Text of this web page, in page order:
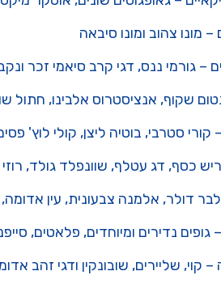
– מונו צהוב ומונו סיבאה
– גורמי ננס, דגי קרב סיאמי זכר
שקוף, אנציסטרוס אלבינו, חתול
סטרבי, בוטיה ליצן, קולי לוץ'
כסף, דג עטלף, שוונפלד גולד,
דולר, אלמנה צבעונית, עין
גופים נדירים ומיוחדים, פלאטים,
קוי, שליירים, שובונקין ודגי זהב